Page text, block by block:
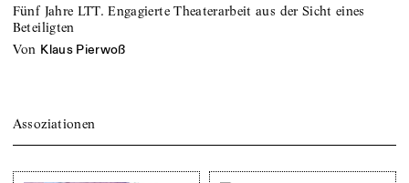
Fünf Jahre LTT. Engagierte Theaterarbeit aus der Sicht eines
Beteiligten
von Klaus Pierwoß
Assoziationen